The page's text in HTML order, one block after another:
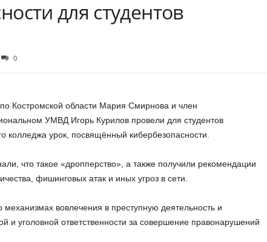
для студентов
0
Костромской области Мария Смирнова и член
УМВД Игорь Курилов провели для студентов
колледжа урок, посвящённый кибербезопасности.
что такое «дропперство», а также получили рекомендации
фишинговых атак и иных угроз в сети.
механизмах вовлечения в преступную деятельность и
и уголовной ответственности за совершение правонарушений